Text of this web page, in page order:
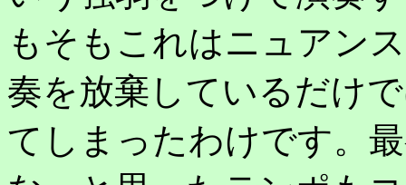
もそもこれはニュアン
奏を放棄しているだけ
てしまったわけです。